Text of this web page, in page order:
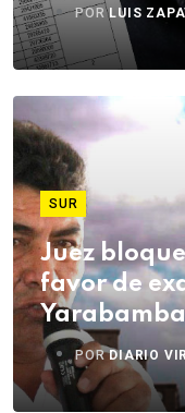
PORLUIS
SUR
Juez
favor de
PORDIARIO